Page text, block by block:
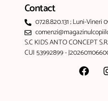
Contact
0728.820.131 ; Luni-Vineri
S.C KIDS ANTO CONCEPT
CUI 53992899 -